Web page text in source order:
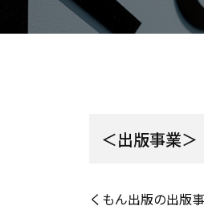
＜出版事業＞
くもん出版の出版